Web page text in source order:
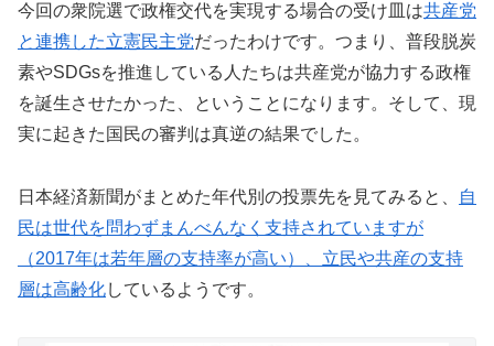
今回の衆院選で政権交代を実現する場合の受け皿は共産党
と連携した立憲民主党だったわけです。つまり、普段脱炭
素やSDGsを推進している人たちは共産党が協力する政権
を誕生させたかった、ということになります。そして、現
実に起きた国民の審判は真逆の結果でした。
日本経済新聞がまとめた年代別の投票先を見てみると、
自
民は世代を問わずまんべんなく支持されていますが
（2017年は若年層の支持率が高い）、立民や共産の支持
層は高齢化しているようです。